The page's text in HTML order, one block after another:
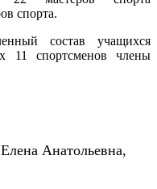
спорта.
состав учащихся
11 спортсменов члены
Анатольевна,